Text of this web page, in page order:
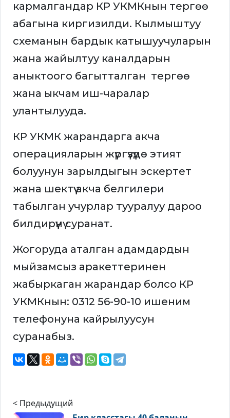
кармалгандар КР УКМКнын тергөө
абагына киргизилди. Кылмыштуу
схеманын бардык катышуучуларын
жана жайылтуу каналдарын
аныктоого багытталган тергөө
жана ыкчам иш-чаралар
улантылууда.
КР УКМК жарандарга акча
операцияларын жүргүзүүдө этият
болуунун зарылдыгын эскертет
жана шектүү акча белгилери
табылган учурлар тууралуу дароо
билдирүүнү суранат.
Жогоруда аталган адамдардын
мыйзамсыз аракеттеринен
жабыркаган жарандар болсо КР
УКМКнын: 0312 56-90-10 ишеним
телефонуна кайрылуусун
суранабыз.
< Предыдущий